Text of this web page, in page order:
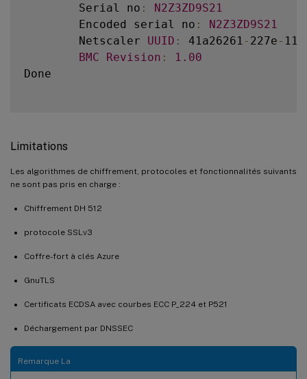
        Serial no
:
N2Z3ZD9S21
        Encoded serial no
:
N2Z3ZD9S21
        Netscaler
UUID : 41a26261 - 227e -
BMC
Revision :
1.00
Done
Limitations
Les algorithmes de chiffrement, protocoles et fonctionnalités suivants
ne sont pas pris en charge :
Chiffrement DH 512
protocole SSLv3
Coffre-fort à clés Azure
GnuTLS
Certificats ECDSA avec courbes ECC P_224 et P521
Déchargement par DNSSEC
Remarque La